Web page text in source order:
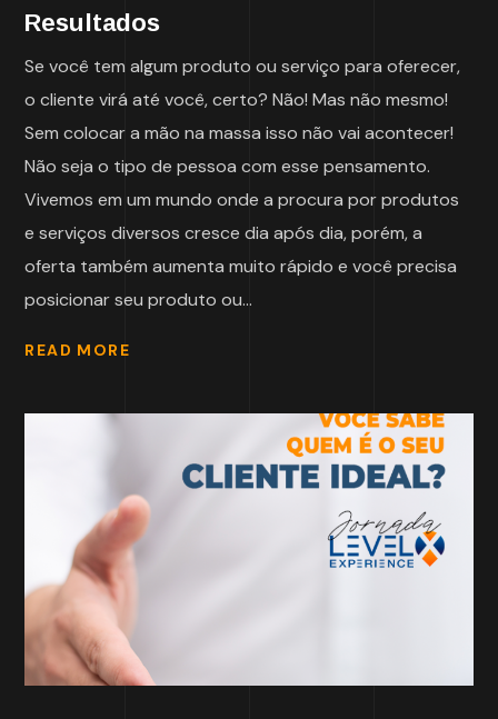
Resultados
Se você tem algum produto ou serviço para oferecer,
o cliente virá até você, certo? Não! Mas não mesmo!
Sem colocar a mão na massa isso não vai acontecer!
Não seja o tipo de pessoa com esse pensamento.
Vivemos em um mundo onde a procura por produtos
e serviços diversos cresce dia após dia, porém, a
oferta também aumenta muito rápido e você precisa
posicionar seu produto ou...
READ MORE